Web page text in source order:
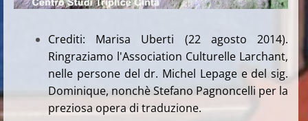
Crediti: Marisa Uberti (22 agosto 2014).
Ringraziamo l'Association Culturelle Larchant,
nelle persone del dr. Michel Lepage e del sig.
Dominique, nonchè Stefano Pagnoncelli per la
preziosa opera di traduzione.